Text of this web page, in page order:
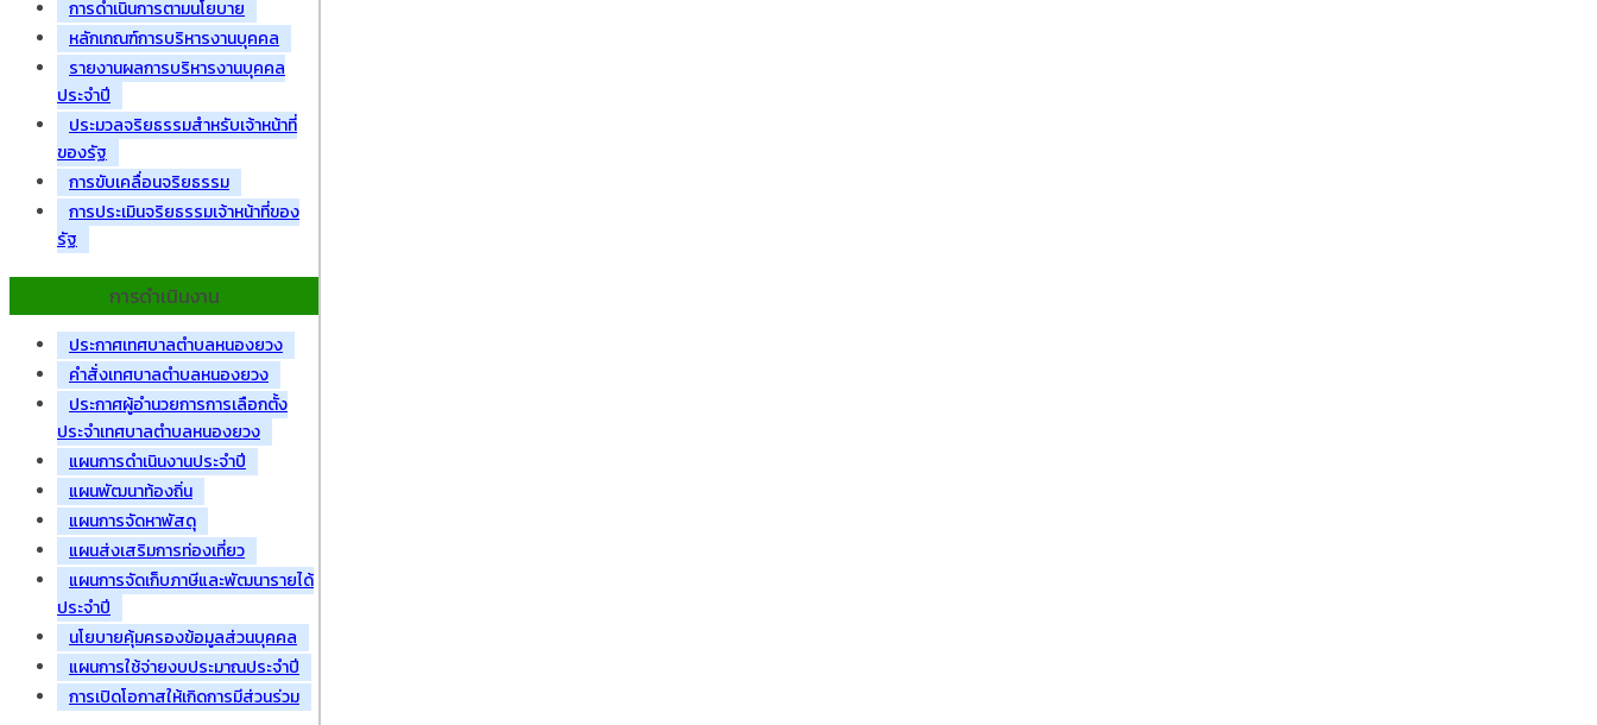
การดำเนินการตามนโยบาย
หลักเกณฑ์การบริหารงานบุคคล
รายงานผลการบริหารงานบุคคล
ประจำปี
ประมวลจริยธรรมสำหรับเจ้าหน้าที่
ของรัฐ
การขับเคลื่อนจริยธรรม
การประเมินจริยธรรมเจ้าหน้าที่ของ
รัฐ
การดำเนินงาน
ประกาศเทศบาลตำบลหนองยวง
คำสั่งเทศบาลตำบลหนองยวง
ประกาศผู้อำนวยการการเลือกตั้ง
ประจำเทศบาลตำบลหนองยวง
แผนการดำเนินงานประจำปี
แผนพัฒนาท้องถิ่น
แผนการจัดหาพัสดุ
แผนส่งเสริมการท่องเที่ยว
แผนการจัดเก็บภาษีและพัฒนารายได้
ประจำปี
นโยบายคุ้มครองข้อมูลส่วนบุคคล
แผนการใช้จ่ายงบประมาณประจำปี
การเปิดโอกาสให้เกิดการมีส่วนร่วม